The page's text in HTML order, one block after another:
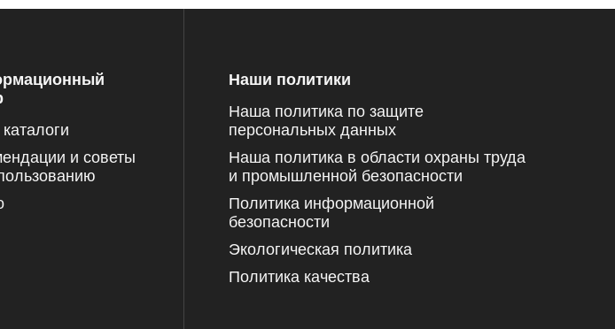
и советы
Наши политики
Наша политика по защите
персональных данных
Наша политика в области охраны труда
и промышленной безопасности
Политика информационной
безопасности
Экологическая политика
Политика качества